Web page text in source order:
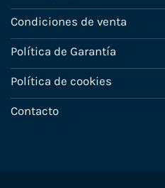
Condiciones de venta
Política de Garantía
Política de cookies
Contacto